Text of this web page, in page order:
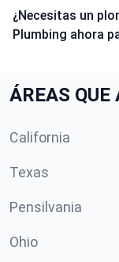
¿Necesitas un
Plumbing ahora
ÁREAS QUE
California
Texas
Pensilvania
Ohio